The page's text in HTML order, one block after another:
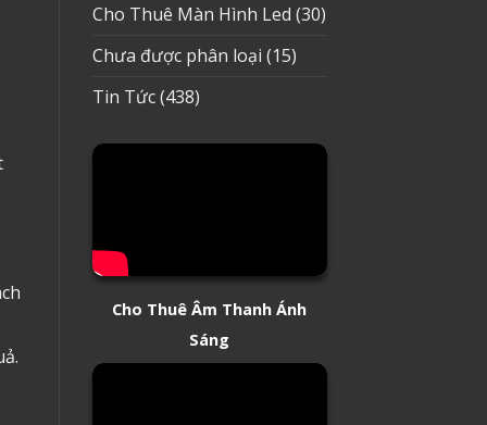
Cho Thuê Màn Hình Led (30)
Chưa được phân loại (15)
Tin Tức(438)
Cho Thuê Âm Thanh Ánh
Sáng